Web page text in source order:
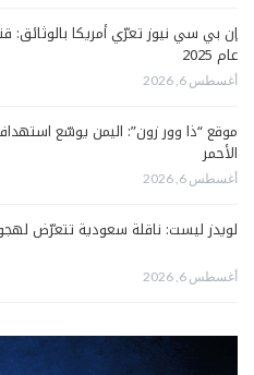
إن بي سي نيوز تعرّي أمريكا بالوثائق:
عام 2025
أغسطس 6, 2026
موقع “ذا وور زون”: اليمن يوسّع
الأحمر
أغسطس 6, 2026
لويدز ليست: ناقلة سعودية تتعرّض
أغسطس 6, 2026